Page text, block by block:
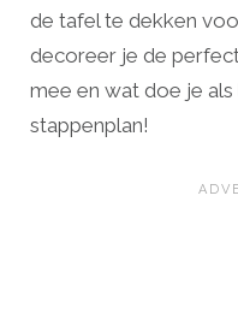
de tafel te dekken
decoreer je de
mee en wat doe je als
stappenplan!